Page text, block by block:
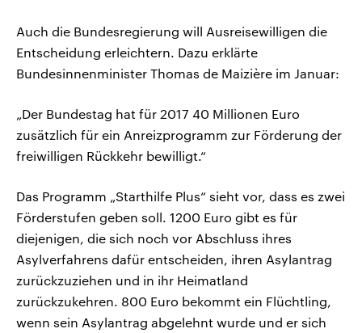
Auch die Bundesregierung will Ausreisewilligen die
Entscheidung erleichtern. Dazu erklärte
Bundesinnenminister Thomas de Maizière im Januar:
„Der Bundestag hat für 2017 40 Millionen Euro
zusätzlich für ein Anreizprogramm zur Förderung der
freiwilligen Rückkehr bewilligt.“
Das Programm „Starthilfe Plus“ sieht vor, dass es zwei
Förderstufen geben soll. 1200 Euro gibt es für
diejenigen, die sich noch vor Abschluss ihres
Asylverfahrens dafür entscheiden, ihren Asylantrag
zurückzuziehen und in ihr Heimatland
zurückzukehren. 800 Euro bekommt ein Flüchtling,
wenn sein Asylantrag abgelehnt wurde und er sich